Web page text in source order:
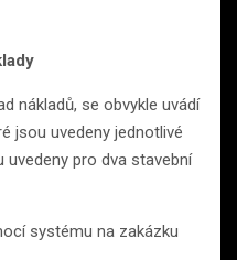
nákladů, se obvykle uvádí
jsou uvedeny jednotlivé
uvedeny pro dva stavební
systému na zakázku